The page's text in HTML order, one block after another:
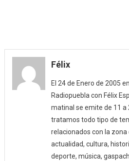
Félix
El 24 de Enero de 2005
Radiopuebla con Félix
matinal se emite de 11 a
tratamos todo tipo de
relacionados con la zona
actualidad, cultura,
deporte, música,